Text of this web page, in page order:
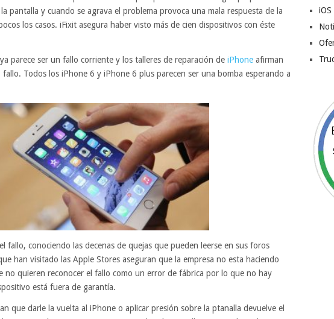
pantalla y cuando se agrava el problema provoca una mala respuesta de la
los casos. iFixit asegura haber visto más de cien dispositivos con éste
parece ser un fallo corriente y los talleres de reparación de iPhone afirman
fallo. Todos los iPhone 6 y iPhone 6 plus parecen ser una bomba esperando a
fallo, conociendo las decenas de quejas que pueden leerse en sus foros
han visitado las Apple Stores aseguran que la empresa no esta haciendo
no quieren reconocer el fallo como un error de fábrica por lo que no hay
está fuera de garantía.
que darle la vuelta al iPhone o aplicar presión sobre la ptanalla devuelve el
iOS